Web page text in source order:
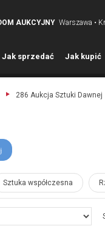
AUKCYJNY Warszawa •
Jak sprzedać Jak kupić
286 Aukcja Sztuki Dawnej
Sztuka współczesna